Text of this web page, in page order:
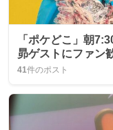
「ポケどこ」朝
昴ゲストにファン
41件のポスト